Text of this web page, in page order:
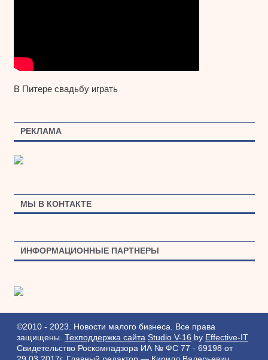
В Питере свадьбу играть
РЕКЛАМА
МЫ В КОНТАКТЕ
ИНФОРМАЦИОННЫЕ ПАРТНЕРЫ
©2010 - 2023. Новости малого бизнеса. Все права
защищены. Техподдержка сайта Studio V-16 by Effective-IT
Свидетельство Роскомнадзора ИА № ФС 77 - 69198 от